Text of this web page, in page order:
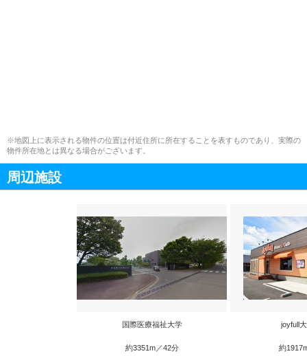
※地図上に表示される物件の位置は付近住所に所在することを表すものであり、実際の
物件所在地とは異なる場合がございます。
周辺施設
国際医療福祉大学
約3351m／42分
joyfull
約